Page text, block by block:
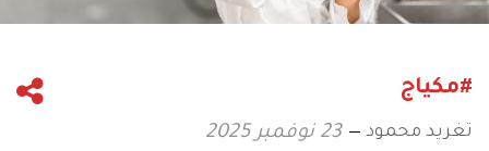
#مكياج
تغريد محمود 23 نوفمبر 2025